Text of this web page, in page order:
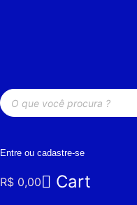
Pesquisar
produtos
Entre ou cadastre-se
R$ 0,00 Cart